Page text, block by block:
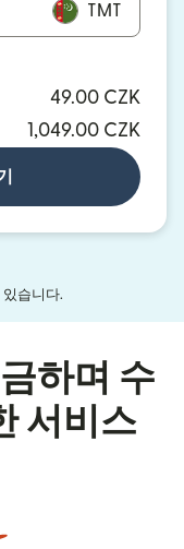
TMT
49.00 CZK
1,049.00 CZK
있습니다.
하며 수
서비스